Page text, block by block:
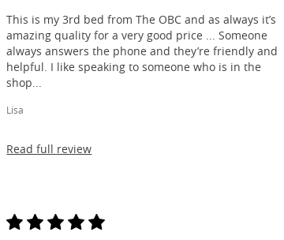
This is my 3rd bed from The OBC and as always it’s
amazing quality for a very good price ... Someone
always answers the phone and they’re friendly and
helpful. I like speaking to someone who is in the
shop...
Lisa
Read full review